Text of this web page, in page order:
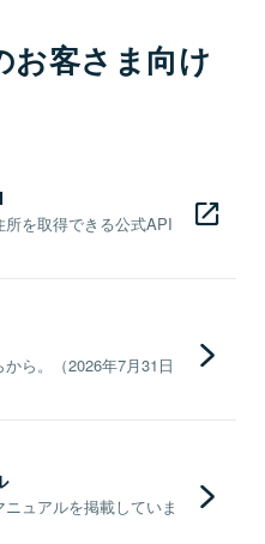
お客さま向け
を取得できる公式API
ら。（2026年7月31日
ュアルを掲載していま